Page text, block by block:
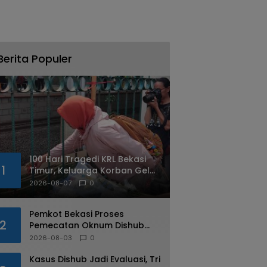
Populer
1
100 Hari Tragedi KRL Bekasi
Timur, Keluarga Korban Gelar
Doa Bersama dan Tabur
2026-08-07 0
2
Pemkot Bekasi Proses
Pemecatan Oknum Dishub
Yang Diduga Lakukan Pungli
2026-08-03 0
Kasus Dishub Jadi Evaluasi, Tri